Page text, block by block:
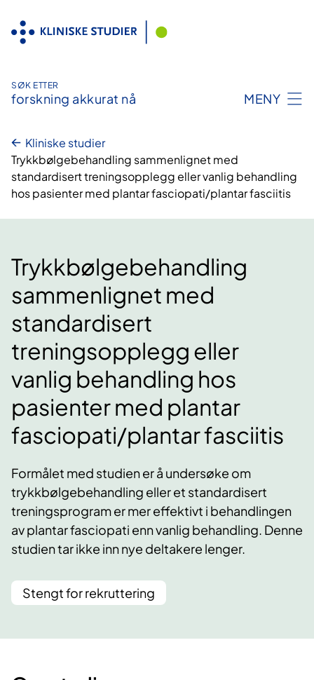
innhold
SØK ETTER
forskning akkurat nå MENY
Kliniske studier
Trykkbølgebehandling sammenlignet med
standardisert treningsopplegg eller vanlig behandling
hos pasienter med plantar fasciopati/plantar fasciitis
Trykkbølgebehandling
sammenlignet med
standardisert
treningsopplegg eller
vanlig behandling hos
pasienter med plantar
fasciopati/plantar fasciitis
Formålet med studien er å undersøke om
trykkbølgebehandling eller et standardisert
treningsprogram er mer effektivt i behandlingen
av plantar fasciopati enn vanlig behandling. Denne
studien tar ikke inn nye deltakere lenger.
Stengt for rekruttering